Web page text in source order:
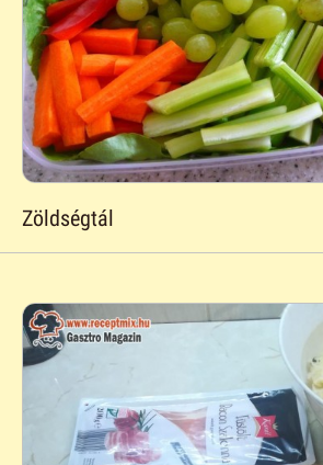
Zöldségtál